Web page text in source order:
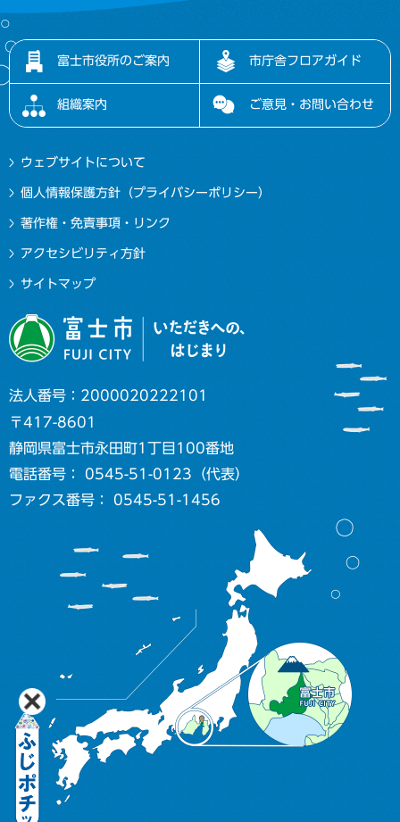
富士市役所のご案内 市庁舎フロアガイド
組織案内 ご意見・お問い合わせ
ウェブサイトについて
個人情報保護方針（プライバシーポリシー）
著作権・免責事項・リンク
アクセシビリティ方針
サイトマップ
法人番号：2000020222101
〒417-8601
静岡県富士市永田町1丁目100番地
電話番号： 0545-51-0123（代表）
ファクス番号： 0545-51-1456